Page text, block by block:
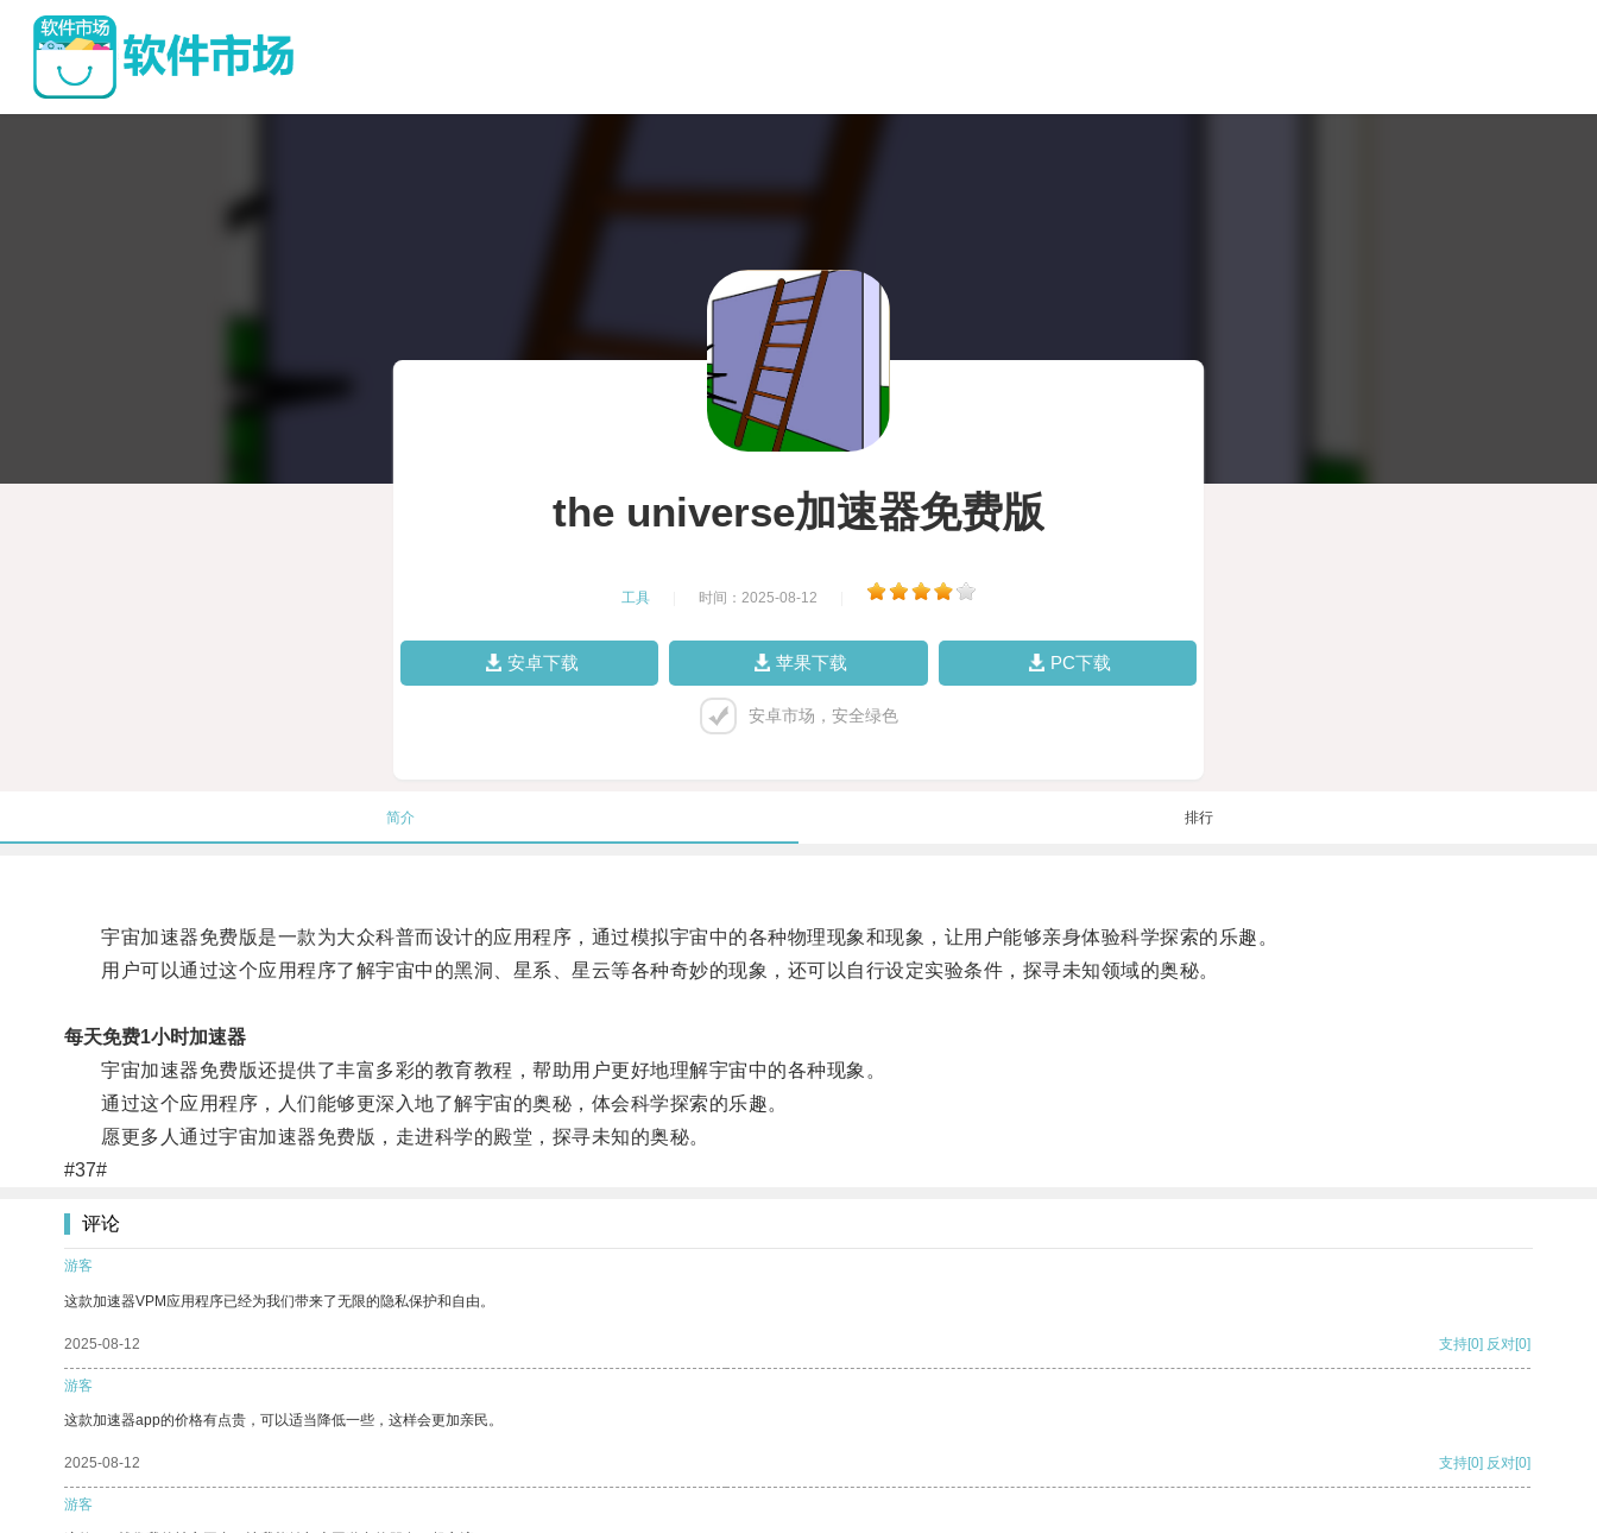
the universe加速器免费版
工具 时间：2025-08-12
安卓下载 苹果下载 PC下载
安卓市场，安全绿色
简介 排行
宇宙加速器免费版是一款为大众科普而设计的应用程序，通过模拟宇宙中的各种物理现象和现象，让用户能够亲身体验科学探索的乐趣。
用户可以通过这个应用程序了解宇宙中的黑洞、星系、星云等各种奇妙的现象，还可以自行设定实验条件，探寻未知领域的奥秘。
每天免费1小时加速器
宇宙加速器免费版还提供了丰富多彩的教育教程，帮助用户更好地理解宇宙中的各种现象。
通过这个应用程序，人们能够更深入地了解宇宙的奥秘，体会科学探索的乐趣。
愿更多人通过宇宙加速器免费版，走进科学的殿堂，探寻未知的奥秘。
#37#
评论
游客
这款加速器VPM应用程序已经为我们带来了无限的隐私保护和自由。
2025-08-12 支持[0] 反对[0]
游客
这款加速器app的价格有点贵，可以适当降低一些，这样会更加亲民。
2025-08-12 支持[0] 反对[0]
游客